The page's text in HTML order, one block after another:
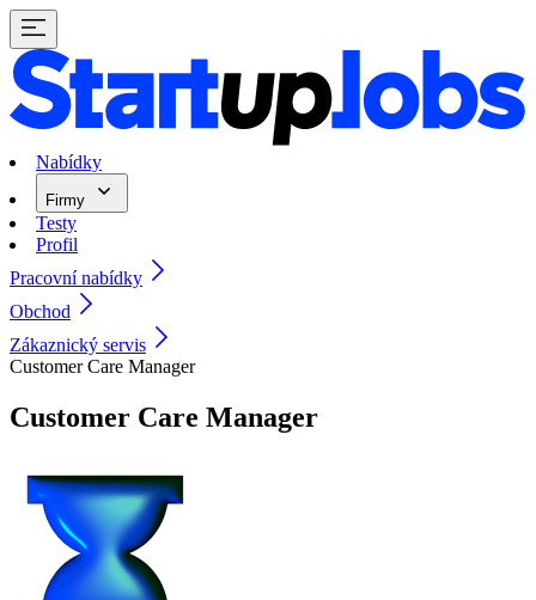
Nabídky
Firmy
Testy
Profil
Pracovní nabídky
Obchod
Zákaznický servis
Customer Care Manager
Customer Care Manager